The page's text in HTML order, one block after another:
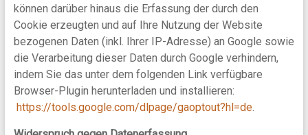
können darüber hinaus die Erfassung der durch den
Cookie erzeugten und auf Ihre Nutzung der Website
bezogenen Daten (inkl. Ihrer IP-Adresse) an Google sowie
die Verarbeitung dieser Daten durch Google verhindern,
indem Sie das unter dem folgenden Link verfügbare
Browser-Plugin herunterladen und installieren:
https://tools.google.com/dlpage/gaoptout?hl=de.